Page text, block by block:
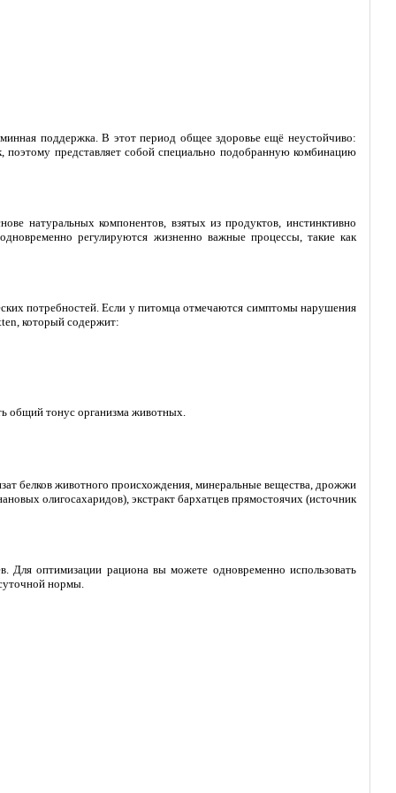
поддержка. В этот период общее здоровье ещё неустойчиво:
представляет собой специально подобранную комбинацию
натуральных компонентов, взятых из продуктов, инстинктивно
регулируются жизненно важные процессы, такие как
потребностей. Если у питомца отмечаются симптомы нарушения
который содержит:
общий тонус организма животных.
белков животного происхождения, минеральные вещества, дрожжи
олигосахаридов), экстракт бархатцев прямостоячих (источник
оптимизации рациона вы можете одновременно использовать
нормы.